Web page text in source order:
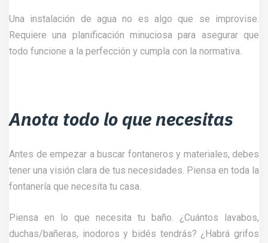
Una instalación de agua no es algo que se improvise.
Requiere una planificación minuciosa para asegurar que
todo funcione a la perfección y cumpla con la normativa.
Anota todo lo que necesitas
Antes de empezar a buscar fontaneros y materiales, debes
tener una visión clara de tus necesidades. Piensa en toda la
fontanería que necesita tu casa.
Piensa en lo que necesita tu baño. ¿Cuántos lavabos,
duchas/bañeras, inodoros y bidés tendrás? ¿Habrá grifos